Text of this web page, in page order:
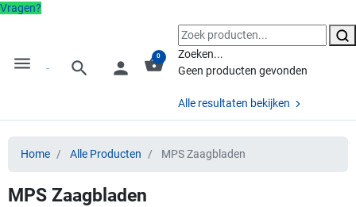
Vragen?
menu search person shopping_basket
0
Zoeken...
Geen producten gevonden
Alle resultaten bekijken
Home Alle Producten MPS Zaagbladen
MPS Zaagbladen